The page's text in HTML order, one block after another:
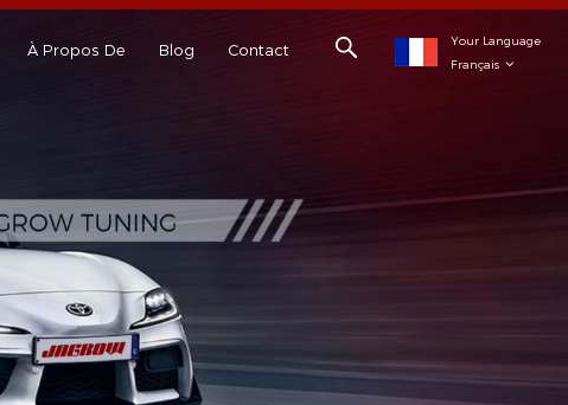
Your Language
Français
À Propos De Blog Contact